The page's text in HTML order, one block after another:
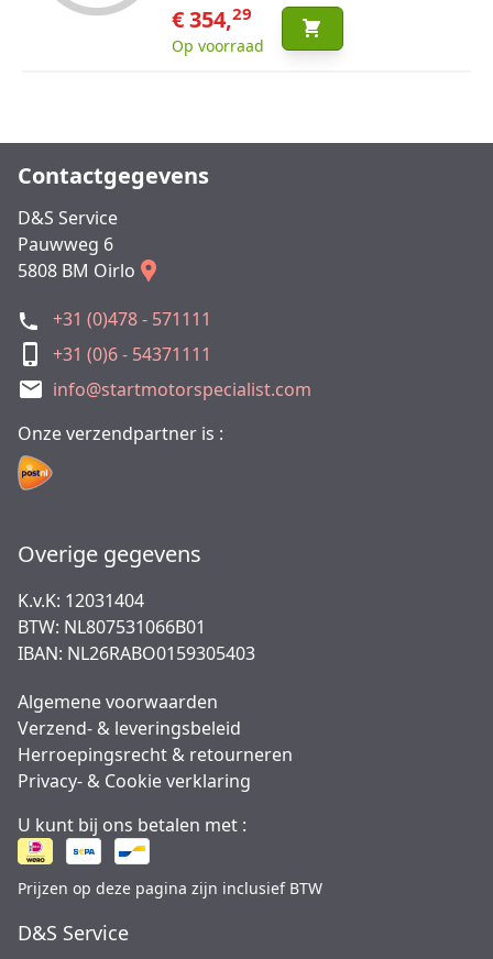
€ 354,29
Op voorraad
Contactgegevens
D&S Service
Pauwweg 6
5808 BM Oirlo
+31 (0)478 - 571111
+31 (0)6 - 54371111
info@startmotorspecialist.com
Onze verzendpartner is :
Overige gegevens
K.v.K: 12031404
BTW: NL807531066B01
IBAN: NL26RABO0159305403
Algemene voorwaarden
Verzend- & leveringsbeleid
Herroepingsrecht & retourneren
Privacy- & Cookie verklaring
U kunt bij ons betalen met :
Prijzen op deze pagina zijn inclusief BTW
D&S Service